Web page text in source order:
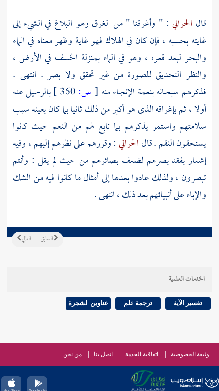
قال الحرالي : " وأغرقنا " من الغرق وهو البلاغ في الشيء إلى
غايته بحسبه ، فإن كان في الهلاك فهو غاية وظهر معناه في الماء
والبحر لبعد قعره ، وهو في الماء بمنزلة الخسف في الأرض ،
والنظر التحديق للصورة من غير تحقق ولا بصر . انتهى .
فذكرهم سبحانه بنعمة الإنجاء منه [ص:
بالرحيل عنه
أولا ، ثم بإغراقه الذي هو أكبر من ذلك ثانيا بما كان بعينه سبب
سلامتهم واستمر يذكرهم بما تابع لهم من النعم حيث كانوا
يستحقون النقم . قالالحرالي: وقررهم على نظرهم إليهم ، وفيه
إشعار بفقد بصرهم لضعف بصائرهم من حيث لم يقل : وأنتم
تبصرون ، ولذلك عادوا بعدها إلى أمثال ما كانوا فيه من الشك
والإباء على أنبيائهم بعد ذلك ، انتهى .
التالي السابق
الخدمات العلمية
تفسير الآية ترجمة علم عناوين الشجرة
وثيقة الخصوصية اتفاقية الخدمة اتصل بنا من نحن